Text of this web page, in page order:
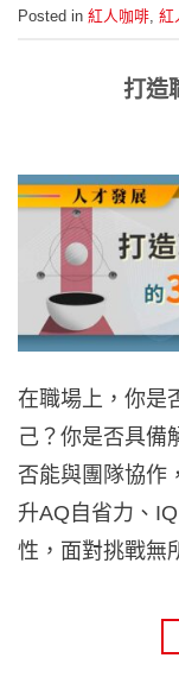
Posted in 紅人咖啡, 紅
打造
在職場上，你是
己？你是否具備
否能與團隊協作
升AQ自省力、
性，面對挑戰無